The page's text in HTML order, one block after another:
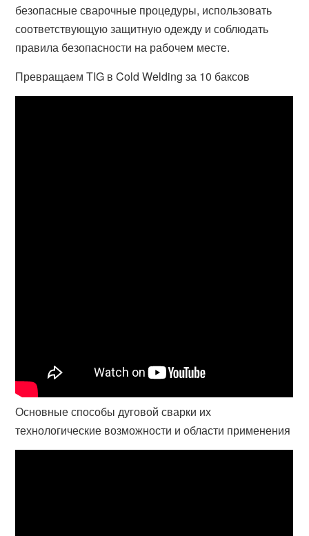
безопасные сварочные процедуры, использовать
соответствующую защитную одежду и соблюдать
правила безопасности на рабочем месте.
Превращаем TIG в Cold Welding за 10 баксов
Основные способы дуговой сварки их
технологические возможности и области применения